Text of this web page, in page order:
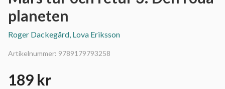
planeten
Roger Dackegård, Lova Eriksson
Artikelnummer: 9789179793258
189 kr